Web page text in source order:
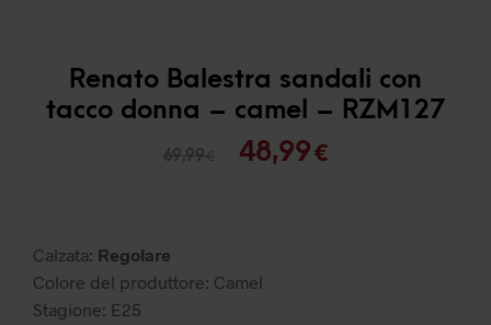
Renato Balestra sandali con
tacco donna – camel – RZM127
69,99€
Il
69,99 €.
48,99€Il
Calzata: Regolare
Colore del produttore: Camel
Stagione: E25